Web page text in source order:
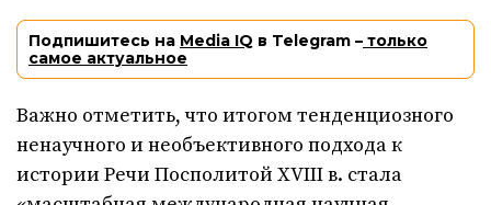
Подпишитесь на Media IQ в Telegram – только
самое актуальное
Важно отметить, что итогом тенденциозного
ненаучного и необъективного подхода к
истории Речи Посполитой XVIII в. стала